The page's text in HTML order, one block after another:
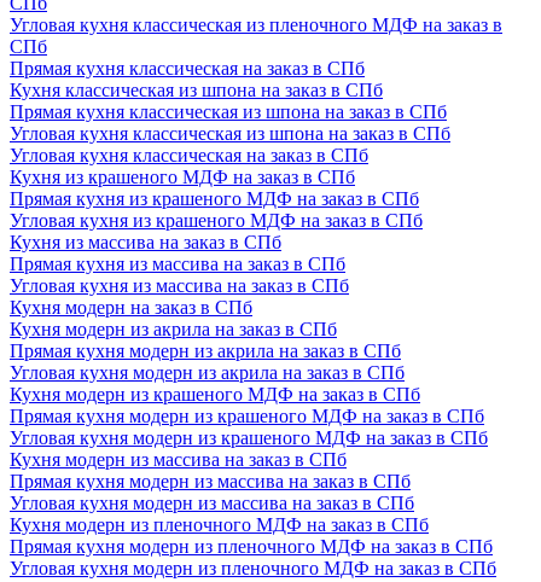
Угловая кухня классическая из пленочного МДФ на заказ в
СПб
Прямая кухня классическая на заказ в СПб
Кухня классическая из шпона на заказ в СПб
Прямая кухня классическая из шпона на заказ в СПб
Угловая кухня классическая из шпона на заказ в СПб
Угловая кухня классическая на заказ в СПб
Кухня из крашеного МДФ на заказ в СПб
Прямая кухня из крашеного МДФ на заказ в СПб
Угловая кухня из крашеного МДФ на заказ в СПб
Кухня из массива на заказ в СПб
Прямая кухня из массива на заказ в СПб
Угловая кухня из массива на заказ в СПб
Кухня модерн на заказ в СПб
Кухня модерн из акрила на заказ в СПб
Прямая кухня модерн из акрила на заказ в СПб
Угловая кухня модерн из акрила на заказ в СПб
Кухня модерн из крашеного МДФ на заказ в СПб
Прямая кухня модерн из крашеного МДФ на заказ в СПб
Угловая кухня модерн из крашеного МДФ на заказ в СПб
Кухня модерн из массива на заказ в СПб
Прямая кухня модерн из массива на заказ в СПб
Угловая кухня модерн из массива на заказ в СПб
Кухня модерн из пленочного МДФ на заказ в СПб
Прямая кухня модерн из пленочного МДФ на заказ в СПб
Угловая кухня модерн из пленочного МДФ на заказ в СПб